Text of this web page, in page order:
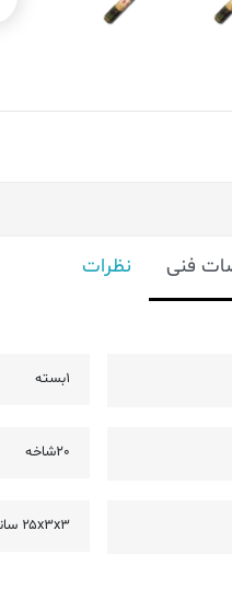
فنی نظرات
1بسته
20شاخه
۲۵x۳x۳ سانتی‌متر